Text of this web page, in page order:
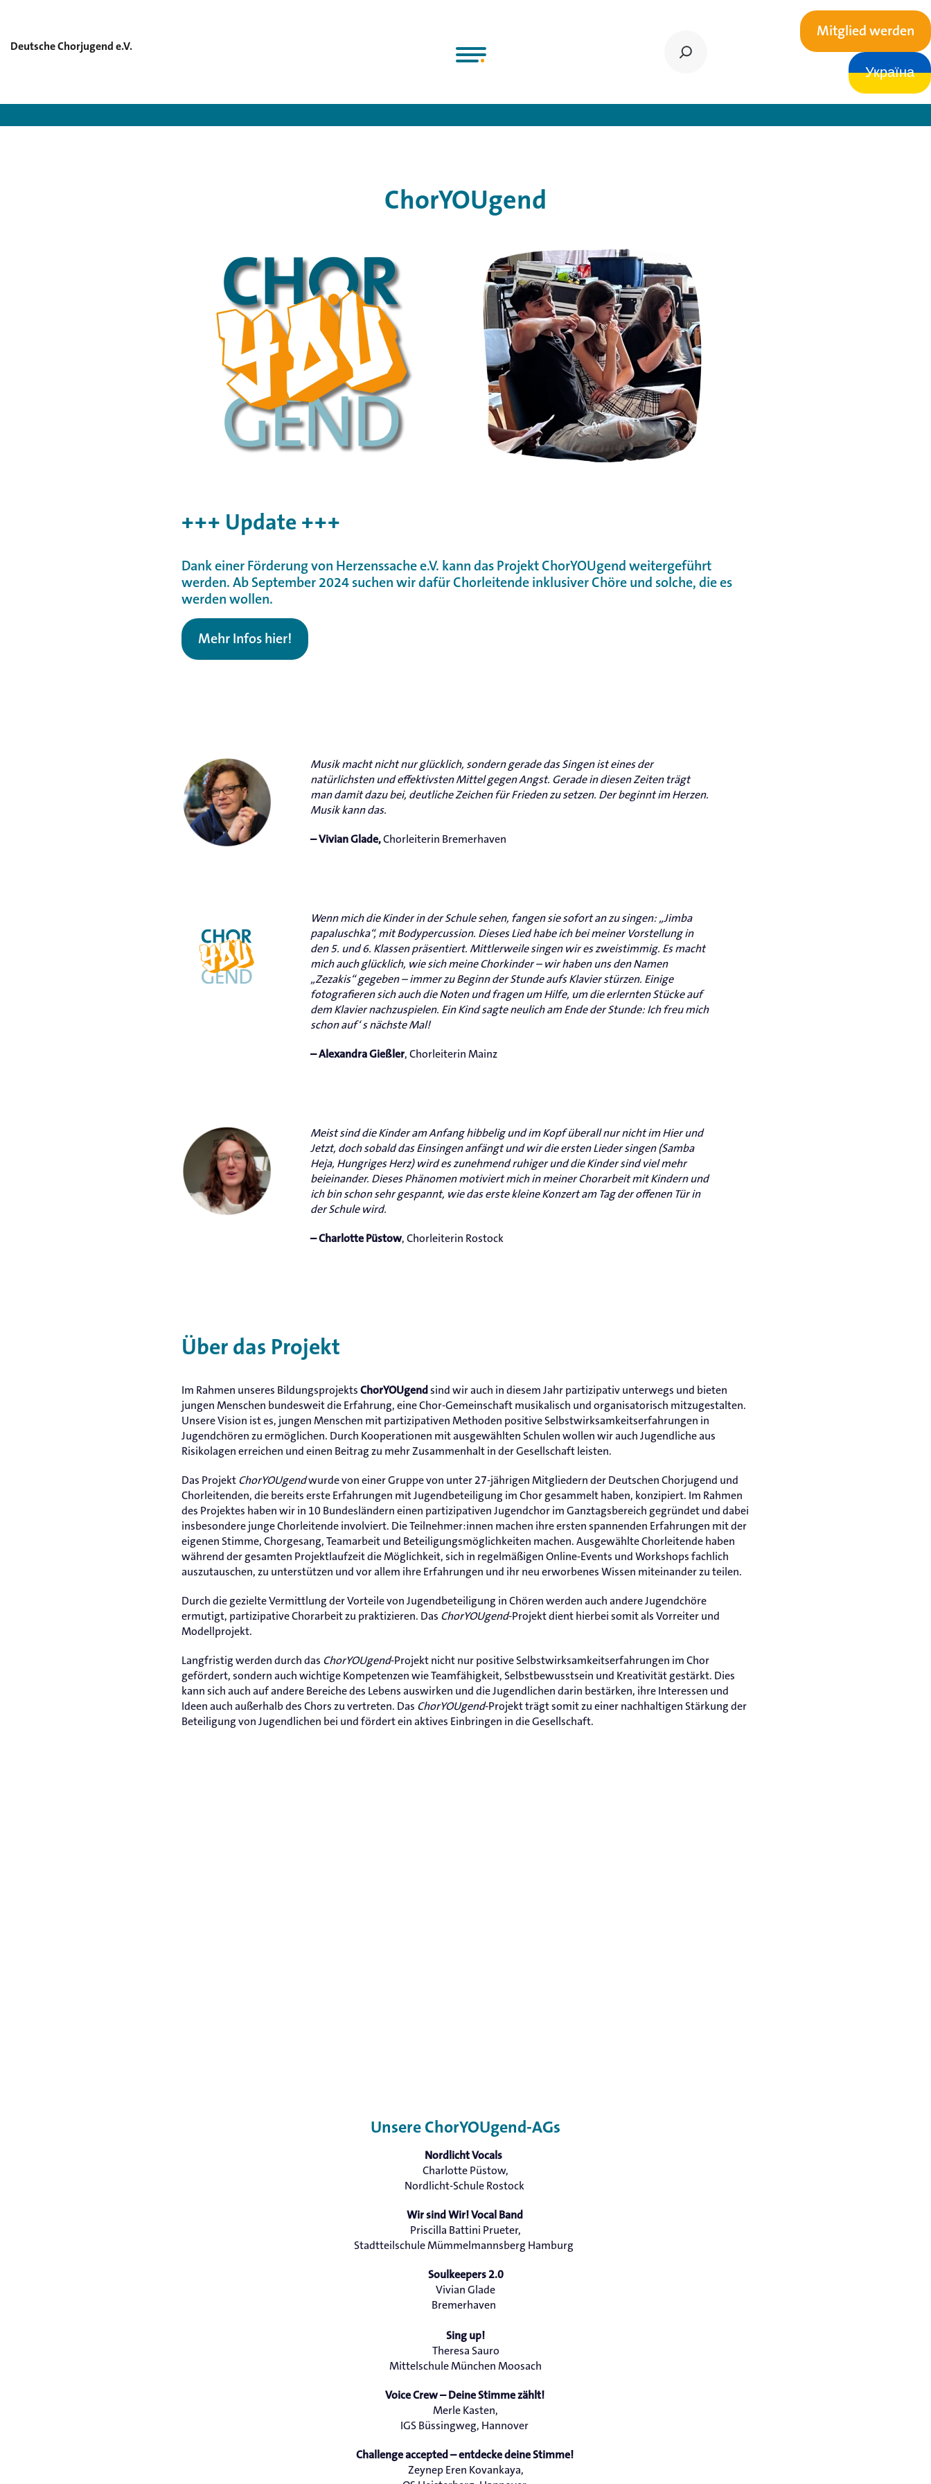
Deutsche Chorjugend e.V.
Mitglied werden
Україна
ChorYOUgend
+++ Update +++
Dank einer Förderung von Herzenssache e.V. kann das Projekt ChorYOUgend weitergeführt
werden. Ab September 2024 suchen wir dafür Chorleitende inklusiver Chöre und solche, die es
werden wollen.
Mehr Infos hier!
Musik macht nicht nur glücklich, sondern gerade das Singen ist eines der
natürlichsten und effektivsten Mittel gegen Angst. Gerade in diesen Zeiten trägt
man damit dazu bei, deutliche Zeichen für Frieden zu setzen. Der beginnt im Herzen.
Musik kann das.
– Vivian Glade,Chorleiterin Bremerhaven
Wenn mich die Kinder in der Schule sehen, fangen sie sofort an zu singen: „Jimba
papaluschka“, mit Bodypercussion. Dieses Lied habe ich bei meiner Vorstellung in
den 5. und 6. Klassen präsentiert. Mittlerweile singen wir es zweistimmig. Es macht
mich auch glücklich, wie sich meine Chorkinder – wir haben uns den Namen
„Zezakis“ gegeben – immer zu Beginn der Stunde aufs Klavier stürzen. Einige
fotografieren sich auch die Noten und fragen um Hilfe, um die erlernten Stücke auf
dem Klavier nachzuspielen. Ein Kind sagte neulich am Ende der Stunde: Ich freu mich
schon auf‘ s nächste Mal!
– Alexandra Gießler, Chorleiterin Mainz
Meist sind die Kinder am Anfang hibbelig und im Kopf überall nur nicht im Hier und
Jetzt, doch sobald das Einsingen anfängt und wir die ersten Lieder singen (Samba
Heja, Hungriges Herz) wird es zunehmend ruhiger und die Kinder sind viel mehr
beieinander. Dieses Phänomen motiviert mich in meiner Chorarbeit mit Kindern und
ich bin schon sehr gespannt, wie das erste kleine Konzert am Tag der offenen Tür in
der Schule wird.
– Charlotte Püstow, Chorleiterin Rostock
Über das Projekt
Im Rahmen unseres Bildungsprojekts ChorYOUgend sind wir auch in diesem Jahr partizipativ unterwegs und bieten
jungen Menschen bundesweit die Erfahrung, eine Chor-Gemeinschaft musikalisch und organisatorisch mitzugestalten.
Unsere Vision ist es, jungen Menschen mit partizipativen Methoden positive Selbstwirksamkeitserfahrungen in
Jugendchören zu ermöglichen. Durch Kooperationen mit ausgewählten Schulen wollen wir auch Jugendliche aus
Risikolagen erreichen und einen Beitrag zu mehr Zusammenhalt in der Gesellschaft leisten.
Das ProjektChorYOUgendwurde von einer Gruppe von unter 27-jährigen Mitgliedern der Deutschen Chorjugend und
Chorleitenden, die bereits erste Erfahrungen mit Jugendbeteiligung im Chor gesammelt haben, konzipiert. Im Rahmen
des Projektes haben wir in 10 Bundesländern einen partizipativen Jugendchor im Ganztagsbereich gegründet und dabei
insbesondere junge Chorleitende involviert. Die Teilnehmer:innen machen ihre ersten spannenden Erfahrungen mit der
eigenen Stimme, Chorgesang, Teamarbeit und Beteiligungsmöglichkeiten machen. Ausgewählte Chorleitende haben
während der gesamten Projektlaufzeit die Möglichkeit, sich in regelmäßigen Online-Events und Workshops fachlich
auszutauschen, zu unterstützen und vor allem ihre Erfahrungen und ihr neu erworbenes Wissen miteinander zu teilen.
Durch die gezielte Vermittlung der Vorteile von Jugendbeteiligung in Chören werden auch andere Jugendchöre
ermutigt, partizipative Chorarbeit zu praktizieren. Das ChorYOUgend-Projekt dient hierbei somit als Vorreiter und
Modellprojekt.
Langfristig werden durch das ChorYOUgend-Projekt nicht nur positive Selbstwirksamkeitserfahrungen im Chor
gefördert, sondern auch wichtige Kompetenzen wie Teamfähigkeit, Selbstbewusstsein und Kreativität gestärkt. Dies
kann sich auch auf andere Bereiche des Lebens auswirken und die Jugendlichen darin bestärken, ihre Interessen und
Ideen auch außerhalb des Chors zu vertreten. Das ChorYOUgend-Projekt trägt somit zu einer nachhaltigen Stärkung der
Beteiligung von Jugendlichen bei und fördert ein aktives Einbringen in die Gesellschaft.
Unsere ChorYOUgend-AGs
Nordlicht Vocals
Charlotte Püstow,
Nordlicht-Schule Rostock
Wir sind Wir! Vocal Band
Priscilla Battini Prueter,
Stadtteilschule Mümmelmannsberg Hamburg
Soulkeepers 2.0
Vivian Glade
Bremerhaven
Sing up!
Theresa Sauro
Mittelschule München Moosach
Voice Crew – Deine Stimme zählt!
Merle Kasten,
IGS Büssingweg, Hannover
Challenge accepted – entdecke deine Stimme!
Zeynep Eren Kovankaya,